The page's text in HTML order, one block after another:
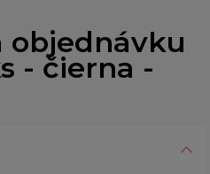
objednávku
- čierna -